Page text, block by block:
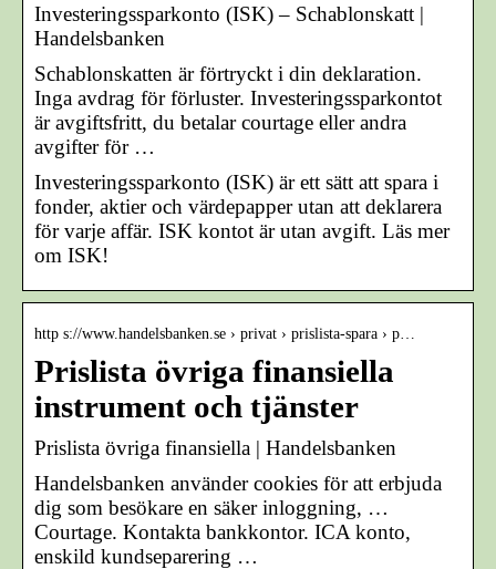
Investeringssparkonto (ISK) – Schablonskatt |
Handelsbanken
Schablonskatten är förtryckt i din deklaration.
Inga avdrag för förluster. Investeringssparkontot
är avgiftsfritt, du betalar courtage eller andra
avgifter för …
Investeringssparkonto (ISK) är ett sätt att spara i
fonder, aktier och värdepapper utan att deklarera
för varje affär. ISK kontot är utan avgift. Läs mer
om ISK!
http s://www.handelsbanken.se › privat › prislista-spara › p…
Prislista övriga finansiella
instrument och tjänster
Prislista övriga finansiella | Handelsbanken
Handelsbanken använder cookies för att erbjuda
dig som besökare en säker inloggning, …
Courtage. Kontakta bankkontor. ICA konto,
enskild kundseparering …